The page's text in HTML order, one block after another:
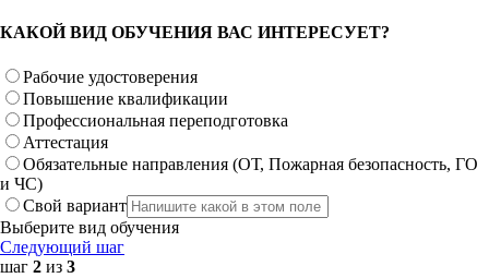
КАКОЙ ВИД ОБУЧЕНИЯ ВАС ИНТЕРЕСУЕТ?
Рабочие удостоверения
Повышение квалификации
Профессиональная переподготовка
Аттестация
Обязательные направления (ОТ, Пожарная безопасность, ГО
и ЧС)
Свой вариант
Выберите вид обучения
Следующий шаг
шаг 2 из 3